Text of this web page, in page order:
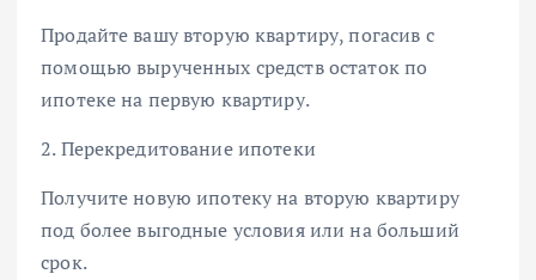
Продайте вашу вторую квартиру, погасив с
помощью вырученных средств остаток по
ипотеке на первую квартиру.
2. Перекредитование ипотеки
Получите новую ипотеку на вторую квартиру
под более выгодные условия или на больший
срок.